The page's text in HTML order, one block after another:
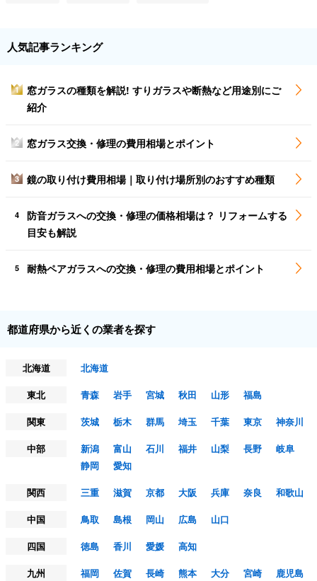
人気記事ランキング
1
窓ガラスの種類を解説! すりガラスや断熱など用途別にご
紹介
2 窓ガラス交換・修理の費用相場とポイント
3 鏡の取り付け費用相場｜取り付け場所別のおすすめ種類
4
防音ガラスへの交換・修理の価格相場は？ リフォームする
目安も解説
5 耐熱ペアガラスへの交換・修理の費用相場とポイント
都道府県から近くの業者を探す
北海道
北海道
東北
青森 岩手 宮城 秋田 山形
福島
関東
茨城 栃木 群馬 埼玉 千葉 東京
神奈川
中部
新潟 富山 石川 福井 山梨 長野
岐阜
静岡
愛知
関西
三重 滋賀 京都 大阪 兵庫 奈良
和歌山
中国
鳥取 島根 岡山 広島
山口
四国
徳島 香川 愛媛
高知
九州
福岡 佐賀 長崎 熊本 大分 宮崎
鹿児島